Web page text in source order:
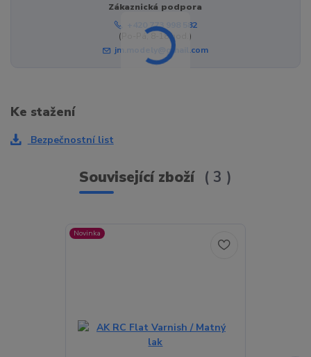
Zákaznická podpora
+420 773 998 582
(Po-Pá, 8-18 hod.)
jm.modely@gmail.com
Ke stažení
Bezpečnostní list
Související zboží 3
Novinka